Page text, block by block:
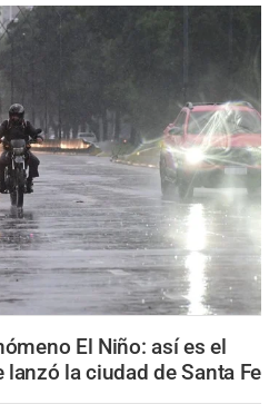
El Niño: así es el
la ciudad de Santa Fe